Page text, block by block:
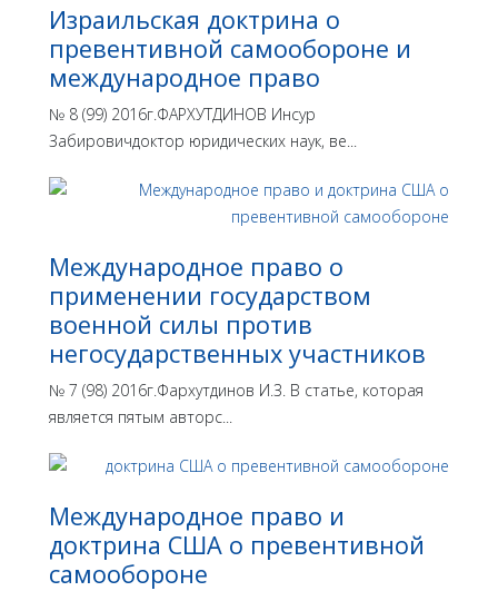
Израильская доктрина o
превентивной самообороне и
международное право
№ 8 (99) 2016г.ФАРХУТДИНОВ Инсур
Забировичдоктор юридических наук, ве...
Международное право о
применении государством
военной силы против
негосударственных участников
№ 7 (98) 2016г.Фархутдинов И.З. В статье, которая
является пятым авторс...
Международное право и
доктрина США о превентивной
самообороне